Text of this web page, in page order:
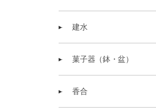
建水
菓子器（鉢・盆）
香合